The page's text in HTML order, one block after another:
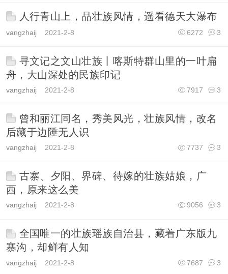
人行青山上，品壮族风情，遥看德天大瀑布
vangzhaij 2021-2-8 3
6272
寻文记之文山壮族丨喀斯特群山里的一叶扁
舟，大山深处的民族印记
vangzhaij 2021-2-8 3
7917
曾和丽江同名，秀美风光，壮族风情，改名
后藏于边陲无人识
vangzhaij 2021-2-8 3
7737
古寨、夕阳、界碑、待嫁的壮族姑娘，广
西，原来这么美
vangzhaij 2021-2-8 3
9056
全国唯一的壮族瑶族自治县，藏着广东版九
寨沟，却鲜有人知
vangzhaij 2021-2-8 3
7687